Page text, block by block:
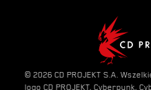
© 2026 CD PROJEKT S.A.
logo CD PROJEKT, Cyberpunk,